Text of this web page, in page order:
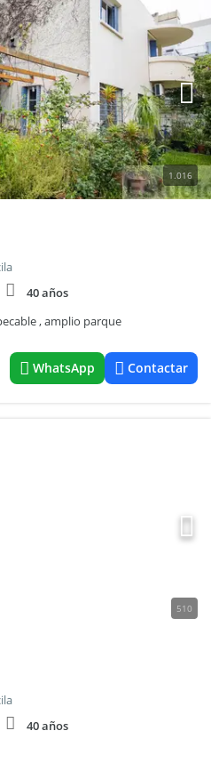
1.016
40 años
, amplio parque
WhatsApp Contactar
510
40 años